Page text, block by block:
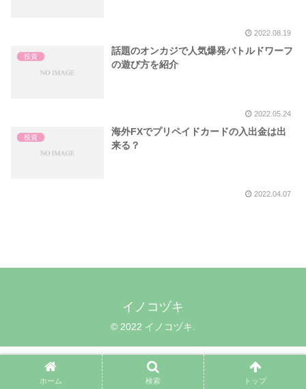
2022.08.19
投資
話題のオンカジで人気爆発バトルドワーフ
の遊び方を紹介
2022.05.24
投資
海外FXでプリペイドカードの入出金は出
来る？
2022.04.07
イノコヅキ
© 2022 イノコヅキ.
ホーム 検索 トップ